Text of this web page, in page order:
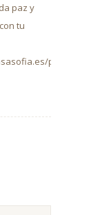
paz y
tu
piscina/